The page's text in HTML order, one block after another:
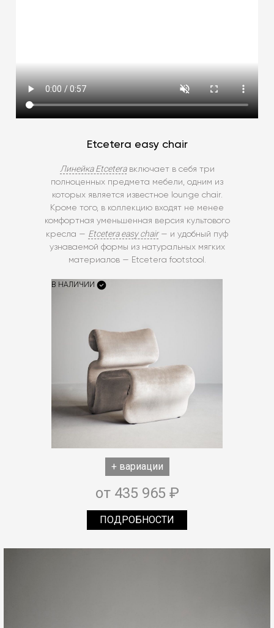
Etcetera easy chair
Линейка Etceteraвключает в себя три
полноценных предмета мебели, одним из
которых является известное lounge chair.
Кроме того, в коллекцию входят не менее
комфортная уменьшенная версия культового
кресла — Etcetera easy chair— и удобный пуф
узнаваемой формы из натуральных мягких
материалов — Etcetera footstool.
В НАЛИЧИИ
+ вариации
от 435 965 ₽
ПОДРОБНОСТИ